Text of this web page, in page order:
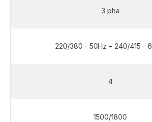
3 pha
220/380 - 50Hz ÷ 240/415 -
4
1500/1800